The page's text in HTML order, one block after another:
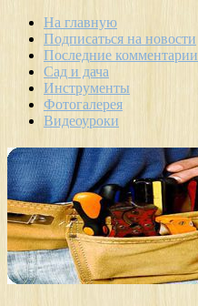
На главную
Подписаться на новости
Последние комментарии
Сад и дача
Инструменты
Фотогалерея
Видеоуроки